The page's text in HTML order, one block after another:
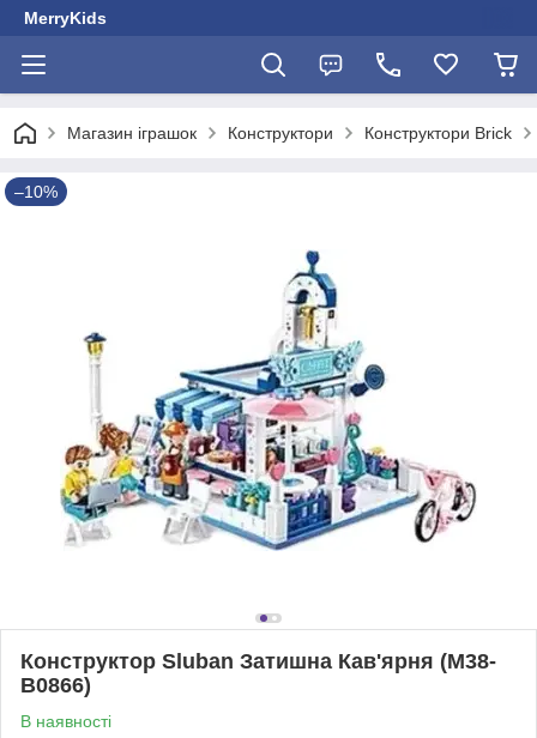
MerryKids
Магазин іграшок Конструктори Конструктори Brick
–10%
Конструктор Sluban Затишна Кав'ярня (M38-
B0866)
В наявності